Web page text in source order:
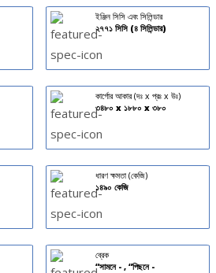
ইঞ্জিন সিসি এবং সিলিন্ডার
২৭৭১ সিসি (৪ সিলিন্ডার)
কার্গোর আকার (দঃ x প্রঃ x উঃ)
৩৪৮০ x ১৮৮০ x ৩৮০
ধারণ ক্ষমতা (কেজি)
১৪৯০ কেজি
ব্রেক
“সামনে - , “পিছনে -